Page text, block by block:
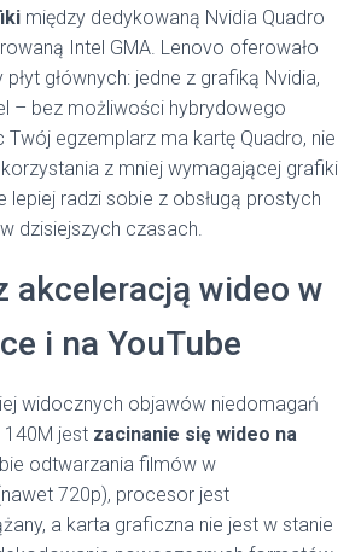
między dedykowaną Nvidia Quadro
Intel GMA. Lenovo oferowało
głównych: jedne z grafiką Nvidia,
– bez możliwości hybrydowego
Twój egzemplarz ma kartę Quadro, nie
z mniej wymagającej grafiki
lepiej radzi sobie z obsługą prostych
dzisiejszych czasach.
akceleracją wideo w
i na YouTube
widocznych objawów niedomagań
140M jest zacinanie się wideo na
odtwarzania filmów w
720p), procesor jest
a karta graficzna nie jest w stanie